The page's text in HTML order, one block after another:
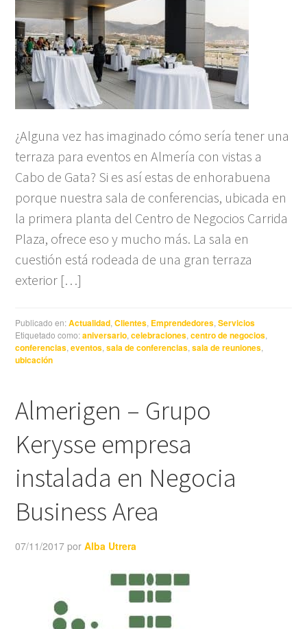
¿Alguna vez has imaginado cómo sería tener una
terraza para eventos en Almería con vistas a
Cabo de Gata? Si es así estas de enhorabuena
porque nuestra sala de conferencias, ubicada en
la primera planta del Centro de Negocios Carrida
Plaza, ofrece eso y mucho más. La sala en
cuestión está rodeada de una gran terraza
exterior […]
Publicado en:Actualidad ,Clientes Emprendedores ,Servicios
Etiquetado como:aniversario ,celebraciones ,centro de negocios
conferencias ,eventos ,sala de conferencias ,sala de reuniones
ubicación
Almerigen – Grupo
Kerysse empresa
instalada en Negocia
Business Area
07/11/2017 porAlba Utrera